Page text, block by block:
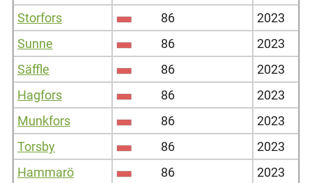
Storfors
86
2023
Sunne
86
2023
Säffle
86
2023
Hagfors
86
2023
Munkfors
86
2023
Torsby
86
2023
Hammarö
86
2023